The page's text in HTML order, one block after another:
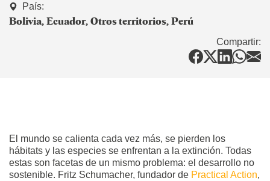
País:
Bolivia Ecuador Otros territorios Perú
Compartir:
El mundo se calienta cada vez más, se pierden los
hábitats y las especies se enfrentan a la extinción. Todas
estas son facetas de un mismo problema: el desarrollo no
sostenible. Fritz Schumacher, fundador de Practical Action,